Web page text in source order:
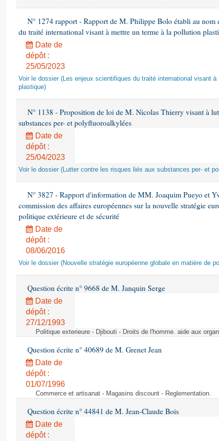
N° 1274 rapport - Rapport de M. Philippe Bolo établi au
du traité international visant à mettre un terme à la pollution
Date de
dépôt :
25/05/2023
Voir le dossier (Les enjeux scientifiques du traité international visant
plastique)
N° 1138 - Proposition de loi de M. Nicolas Thierry visant à
substances per- et polyfluoroalkylées
Date de
dépôt :
25/04/2023
Voir le dossier (Lutter contre les risques liés aux substances per- et
N° 3827 - Rapport d'information de MM. Joaquim Pueyo et
commission des affaires européennes sur la nouvelle stratégie
politique extérieure et de sécurité
Date de
dépôt :
08/06/2016
Voir le dossier (Nouvelle stratégie européenne globale en matière de
Question écrite n° 9668 de M. Janquin Serge
Date de
dépôt :
27/12/1993
Politique exterieure - Djibouti - Droits de l'homme. aide aux
Question écrite n° 40689 de M. Grenet Jean
Date de
dépôt :
01/07/1996
Commerce et artisanat - Magasins discount - Reglementation.
Question écrite n° 44841 de M. Jean-Claude Bois
Date de
dépôt :